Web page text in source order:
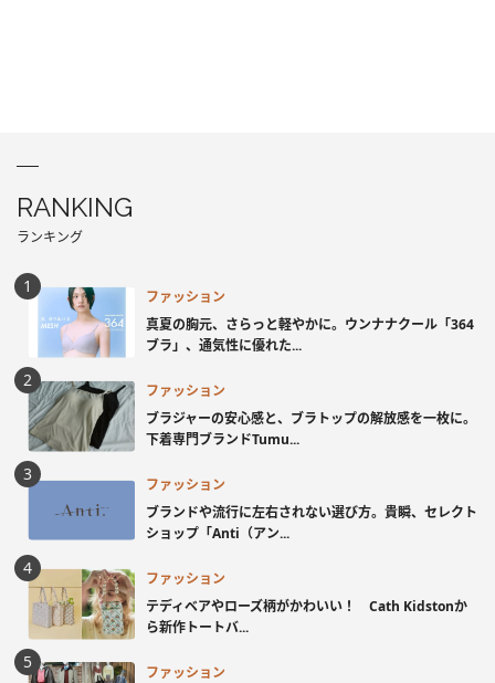
RANKING
ランキング
ファッション
真夏の胸元、さらっと軽やかに。ウンナナクール「364
ブラ」、通気性に優れた...
ファッション
ブラジャーの安心感と、ブラトップの解放感を一枚に。
下着専門ブランドTumu...
ファッション
ブランドや流行に左右されない選び方。貴瞬、セレクト
ショップ「Anti（アン...
ファッション
テディベアやローズ柄がかわいい！ Cath Kidstonか
ら新作トートバ...
ファッション